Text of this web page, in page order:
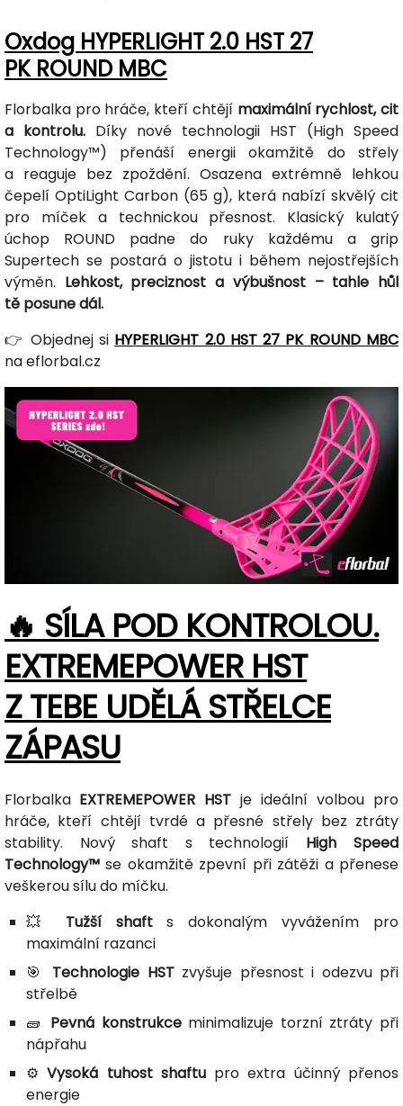
Oxdog HYPERLIGHT 2.0 HST 27
PK ROUND MBC
Florbalka pro hráče, kteří chtějí maximální rychlost, cit
a kontrolu. Díky nové technologii HST (High Speed
Technology™) přenáší energii okamžitě do střely
a reaguje bez zpoždění. Osazena extrémně lehkou
čepelí OptiLight Carbon (65 g), která nabízí skvělý cit
pro míček a technickou přesnost. Klasický kulatý
úchop ROUND padne do ruky každému a grip
Supertech se postará o jistotu i během nejostřejších
výměn. Lehkost, preciznost a výbušnost – tahle hůl
tě posune dál.
👉 Objednej si HYPERLIGHT 2.0 HST 27 PK ROUND MBC
na eflorbal.cz
🔥 SÍLA POD KONTROLOU.
EXTREMEPOWER HST
Z TEBE UDĚLÁ STŘELCE
ZÁPASU
Florbalka EXTREMEPOWER HST je ideální volbou pro
hráče, kteří chtějí tvrdé a přesné střely bez ztráty
stability. Nový shaft s technologií High Speed
Technology™ se okamžitě zpevní při zátěži a přenese
veškerou sílu do míčku.
💥 Tužší shafts dokonalým vyvážením pro
maximální razanci
🎯 Technologie HSTzvyšuje přesnost i odezvu při
střelbě
🧱 Pevná konstrukceminimalizuje torzní ztráty při
nápřahu
⚙️Vysoká tuhost shaftupro extra účinný přenos
energie